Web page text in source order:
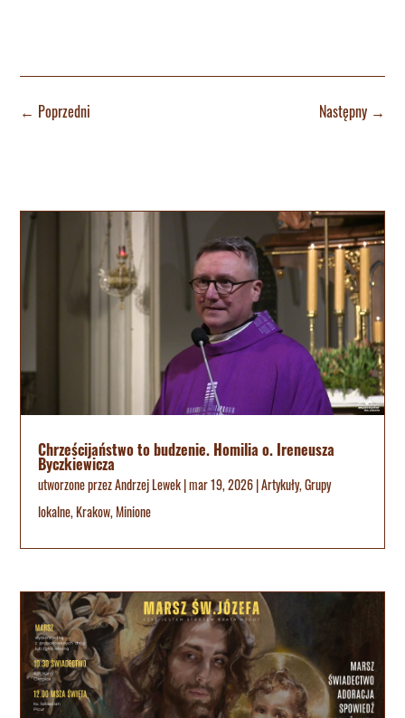
← Poprzedni Następny→
Chrześcijaństwo to budzenie. Homilia o. Ireneusza
Byczkiewicza
utworzone przezAndrzej Lewek|mar 19, 2026|Artykuły,Grupy
lokalne,Krakow,Minione